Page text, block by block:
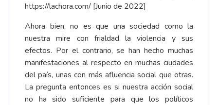
https://lachora.com/ [Junio de 2022]
Ahora bien, no es que una sociedad como la
nuestra mire con frialdad la violencia y sus
efectos. Por el contrario, se han hecho muchas
manifestaciones al respecto en muchas ciudades
del país, unas con más afluencia social que otras.
La pregunta entonces es si nuestra acción social
no ha sido suficiente para que los políticos